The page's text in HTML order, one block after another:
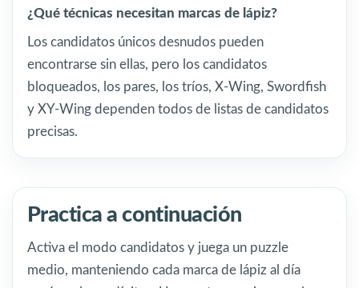
¿Qué técnicas necesitan marcas de lápiz?
Los candidatos únicos desnudos pueden
encontrarse sin ellas, pero los candidatos
bloqueados, los pares, los tríos, X-Wing, Swordfish
y XY-Wing dependen todos de listas de candidatos
precisas.
Practica a continuación
Activa el modo candidatos y juega un puzzle
medio, manteniendo cada marca de lápiz al día